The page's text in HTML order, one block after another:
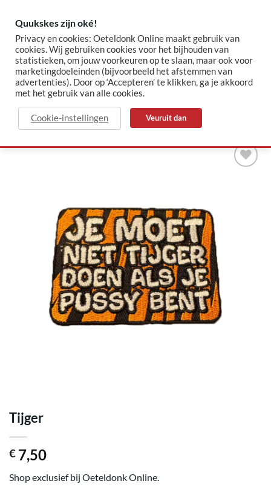
content
✓ Sinds 2015 jouw Oeteldonk-shop ✓ Veilig betalen via Mollie
HOME / OETELDONK
Tijger
€ 7,50
Shop exclusief bij Oeteldonk Online.
Quukskes zijn oké!
Privacy en cookies: Oeteldonk Online maakt gebruik van
cookies. Wij gebruiken cookies voor het bijhouden van
statistieken, om jouw voorkeuren op te slaan, maar ook voor
marketingdoeleinden (bijvoorbeeld het afstemmen van
advertenties). Door op ‘Accepteren’ te klikken, ga je akkoord
met het gebruik van alle cookies.
Cookie-instellingen Veuruit dan